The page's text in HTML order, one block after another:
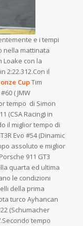
e i tempi
nella mattinata
Loake con la
2:22.312.Con il
CupTim
( JMW
tempo di Simon
(CSA Racing) in
il miglior tempo di
Evo #54 (Dinamic
assoluto e miglior
911 GT3
quarta ed ultima
le condizioni
della prima
turco Ayhancan
(Schumacher
tempo